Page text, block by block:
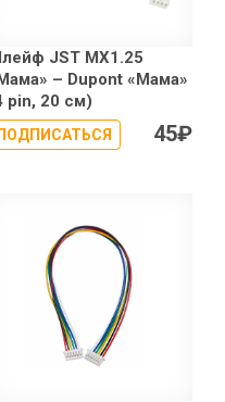
JST MX1.25
– Dupont «Мама»
pin, 20 см)
45₽